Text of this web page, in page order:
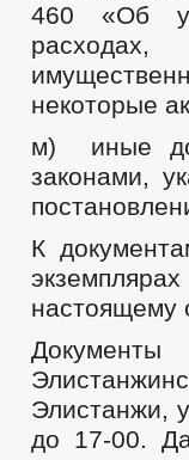
460 «Об
некоторые
м) иные
законами,
К
настоящему
Элистанжи,
до 17-00.